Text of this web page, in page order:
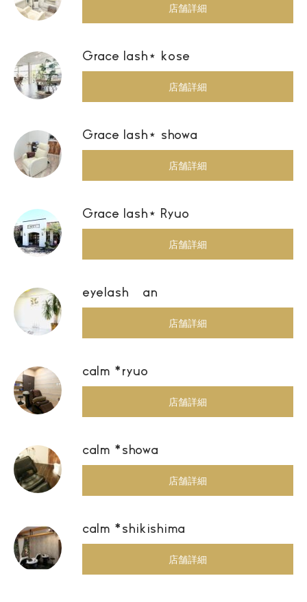
店舗詳細
Grace lash⋆ kose
店舗詳細
Grace lash⋆ showa
店舗詳細
Grace lash⋆ Ryuo
店舗詳細
eyelash an
店舗詳細
calm *ryuo
店舗詳細
calm *showa
店舗詳細
calm *shikishima
店舗詳細